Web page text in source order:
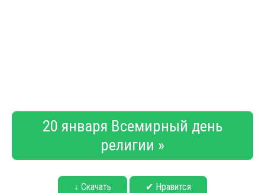
20 января Всемирный день
религии »
↓ Скачать ✔ Нравится